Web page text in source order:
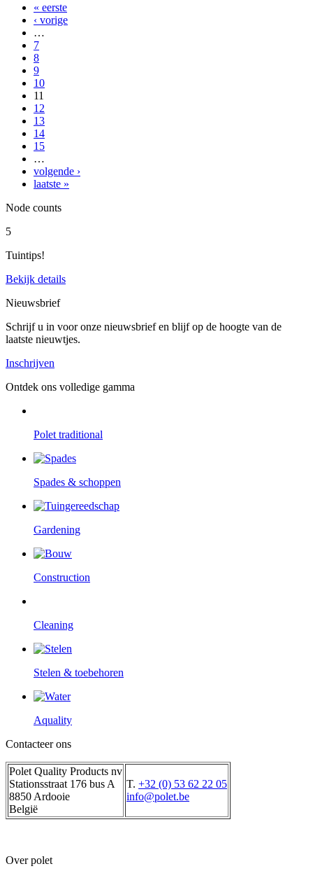
Pagina's
« eerste
‹ vorige
…
7
8
9
10
11
12
13
14
15
…
volgende ›
laatste »
Node counts
5
Tuintips!
Bekijk details
Nieuwsbrief
Schrijf u in voor onze nieuwsbrief en blijf op de hoogte van de
laatste nieuwtjes.
Inschrijven
Ontdek ons volledige gamma
Polet traditional
Spades & schoppen
Gardening
Construction
Cleaning
Stelen & toebehoren
Aquality
Contacteer ons
Polet Quality Products nv
Stationsstraat 176 bus A
8850 Ardooie
België
T. +32 (0) 53 62 22 05
info@polet.be
Over polet